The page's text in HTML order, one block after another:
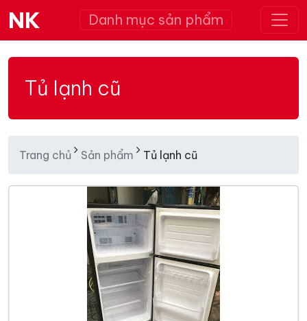
NK Danh mục sản phẩm
Tủ lạnh cũ
Trang chủ Sản phẩm Tủ lạnh cũ